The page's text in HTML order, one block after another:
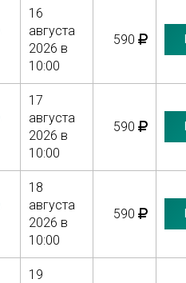
16
августа
2026 в
10:00
590
17
августа
2026 в
10:00
590
18
августа
2026 в
10:00
590
19